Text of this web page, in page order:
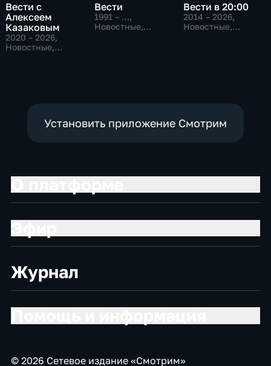
Вести с
Алексеем
Казаковым
2020 – 2026,
Новостные,
Вести
1991 – …,
Новостные,
Вести в 20:00
2014 – 2026,
Новостные,
Установить приложение Смотрим
Журнал
© 2026 Сетевое издание «Смотрим»